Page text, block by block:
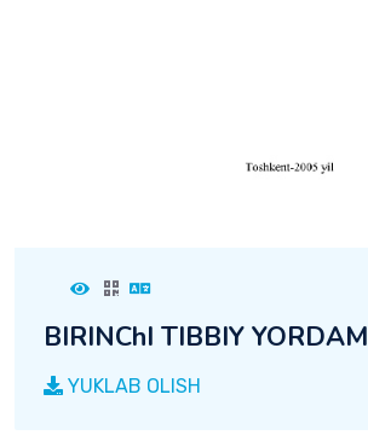
BIRINChI TIBBIY YORDAM
YUKLAB OLISH